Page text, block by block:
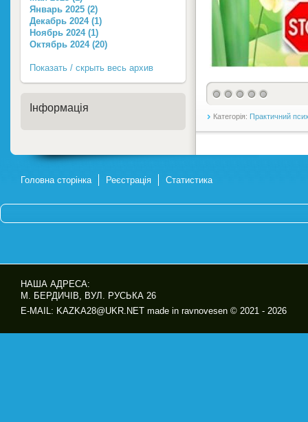
Категорія: Практичний
Январь 2025 (2)
Декабрь 2024 (1)
Ноябрь 2024 (1)
Октябрь 2024 (20)
Показать / скрыть весь архив
Інформація
Головна сторінка Реєстрація Статистика
НАША АДРЕСА:
М. БЕРДИЧІВ, ВУЛ. РУСЬКА 26
E-MAIL: KAZKA28@UKR.NET made in ravnovesen © 2021 - 2026